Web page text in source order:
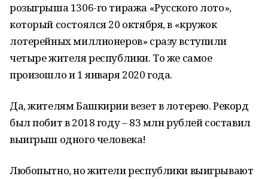
розыгрыша 1306-го тиража «Русского лото»,
который состоялся 20 октября, в «кружок
лотерейных миллионеров» сразу вступили
четыре жителя республики. То же самое
произошло и 1 января 2020 года.
Да, жителям Башкирии везет в лотерею. Рекорд
был побит в 2018 году – 83 млн рублей составил
выигрыш одного человека!
Любопытно, но жители республики выигрывают